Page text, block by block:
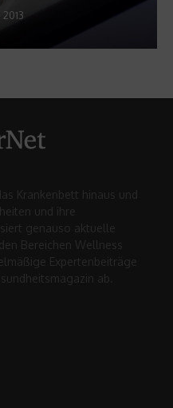
Krankenbett hinaus und
und ihre
genauso aktuelle
Bereichen Wellness
Expertenbeiträge
ab.